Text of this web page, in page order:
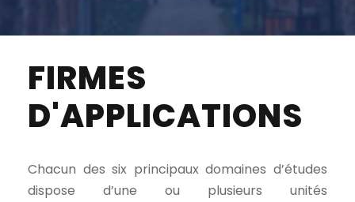
FIRMES
D'APPLICATIONS
Chacun des six principaux domaines d’études
dispose d’une ou plusieurs unités